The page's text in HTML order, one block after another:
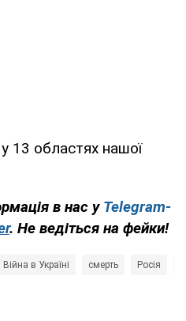
13 областях нашої
в нас у Telegram-
. Не ведіться на фейки!
Війна в Україні смерть Росія